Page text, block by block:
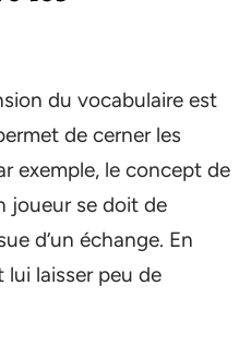
du vocabulaire est
de cerner les
exemple, le concept de
joueur se doit de
d’un échange. En
lui laisser peu de